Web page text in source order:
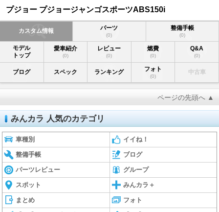
プジョー プジョージャンゴスポーツABS150i
カスタム情報 パーツ
(0)
整備手帳
(0)
モデル
トップ
愛車紹介
(0)
レビュー
(0)
燃費
(0)
Q&A
(0)
ブログ スペック ランキング フォト
(0)
中古車
ページの先頭へ ▲
みんカラ 人気のカテゴリ
車種別 イイね！
整備手帳 ブログ
パーツレビュー グループ
スポット みんカラ＋
まとめ フォト